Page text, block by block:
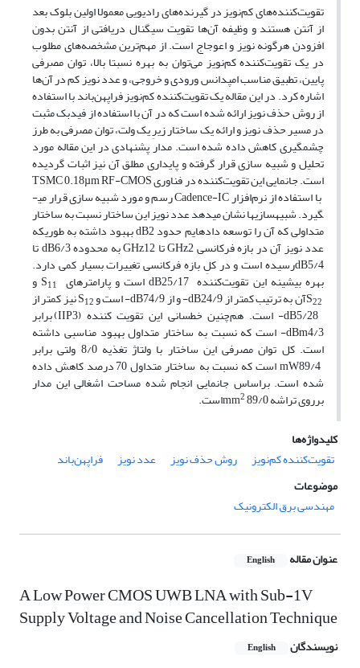
تقویت‌کننده‌های کم‌نویز در گیرنده‌های رادیویی معمولا اولین بلوک بعد
از آنتن هستند و وظیفه آن‌ها تقویت سیگنال دریافتی از آنتن بدون
افزودن هرگونه نویز و اعوجاج است. از مهم‌ترین مشخصه‌های مطلوب
در یک تقویت‌کننده کم‌نویز می‌توان به بهره نسبتا بالا، توان مصرفی
پایین، تطبیق مناسب امپدانس ورودی و خروجی، و عدد نویز کم در آن‌ها
اشاره کرد. در این مقاله یک تقویت‌کننده کم‌نویز فراپهن‌باند با استفاده
از روش حذف نویز ارائه شده است که در آن با استفاده از فیدبک مثبت
در مسیر حذف نویز و ارائه یک ساختار زیرِ یک ولت، توان مصرفی به طرز
چشمگیری کاهش داده شده است. مدار پشنهادی در این مقاله مورد
تحلیل و شبیه سازی قرار گرفته و پایداری مطلق آن نیز اثبات گردیده
است. جانمایی این تقویت‌کننده در فناوری TSMC 0.18µm RF-CMOS
با استفاده از نرم‌افزار Cadence-IC رسم و مورد شبیه سازی قرار می­
گیرد. شبیه­سازی­ها نشان می­دهد عدد نویز این ساختار نسبت به ساختار
متداولی که آن را توسعه داده­ایم حدود dB2 بهبود داشته به طوریکه
عدد نویز آن در بازه فرکانسی GHz2 تا GHz12 به محدوده dB6/3 تا
dB5/4رسیده است و در کلِ بازه فرکانسی تغییرات بسیار کمی دارد.
بهره بیشینه این تقویت‌کننده dB25/17 است و پارامترهای S 11 و
22 آن به ترتیب کمتر از dB24/9- و از dB74/9- است و S 12 نیز کمتر از
dB5/28- است. هم‌چنین خطسانی این تقویت کننده (IIP3) برابر
dBm4/3- است که نسبت به ساختار متداول بهبود مناسبی داشته
است. کل توان مصرفی این ساختار با ولتاژ تغذیه 8/0 ولتی برابر
mW89/4 است که نسبت به ساختار متداول 70 درصد کاهش داده
شده است. براساس جانمایی انجام شده مساحت اشغالی این مدار
برروی تراشه mm 289/0است.
کلیدواژه‌ها
تقویت‌کننده کم‌نویز
روش حذف نویز عدد نویز
فراپهن‌باند
موضوعات
مهندسی برق الکترونیک
عنوان مقاله English
A Low Power CMOS UWB LNA with Sub-1V
Supply Voltage and Noise Cancellation Technique
نویسندگان English